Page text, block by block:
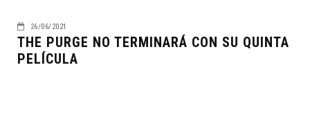
26/06/2021
THE PURGE NO TERMINARÁ CON SU QUINTA
PELÍCULA